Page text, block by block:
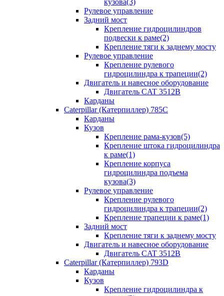
кузова(3)
Рулевое управление
Задний мост
Крепление гидроцилиндров
подвески к раме(2)
Крепление тяги к заднему мосту
Рулевое управление
Крепление рулевого
гидроцилиндра к трапеции(2)
Двигатель и навесное оборудование
Двигатель CAT 3512B
Карданы
Caterpillar (Катерпиллер) 785C
Карданы
Кузов
Крепление рама-кузов(5)
Крепление штока гидроцилиндра
к раме(1)
Крепление корпуса
гидроцилиндра подъема
кузова(3)
Рулевое управление
Крепление рулевого
гидроцилиндра к трапеции(2)
Крепление трапеции к раме(1)
Задний мост
Крепление тяги к заднему мосту
Двигатель и навесное оборудование
Двигатель CAT 3512B
Caterpillar (Катерпиллер) 793D
Карданы
Кузов
Крепление гидроцилиндра к